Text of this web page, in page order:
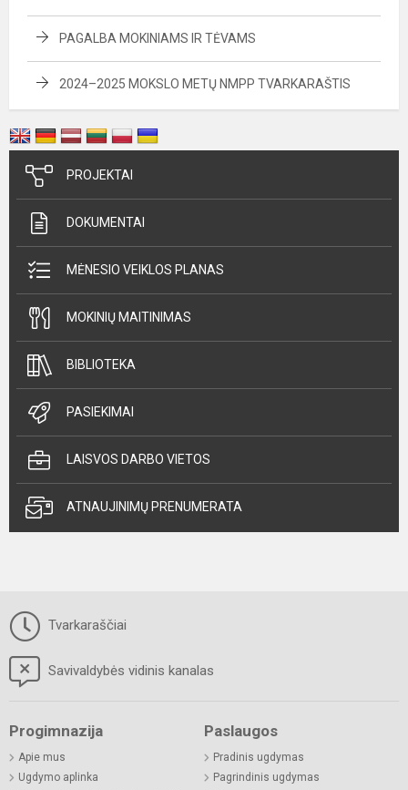
PAGALBA MOKINIAMS IR TĖVAMS
2024–2025 MOKSLO METŲ NMPP TVARKARAŠTIS
PROJEKTAI
DOKUMENTAI
MĖNESIO VEIKLOS PLANAS
MOKINIŲ MAITINIMAS
BIBLIOTEKA
PASIEKIMAI
LAISVOS DARBO VIETOS
ATNAUJINIMŲ PRENUMERATA
Tvarkaraščiai
Savivaldybės vidinis kanalas
Progimnazija
Apie mus
Ugdymo aplinka
Paslaugos
Pradinis ugdymas
Pagrindinis ugdymas